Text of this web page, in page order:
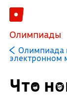
Олимпиады
Олимпиада
электронном
Что